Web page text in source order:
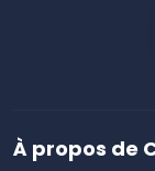
À propos de